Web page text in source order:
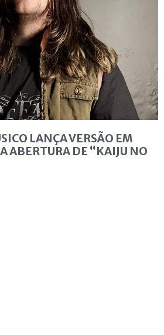
LANÇA VERSÃO EM
ABERTURA DE “KAIJU NO